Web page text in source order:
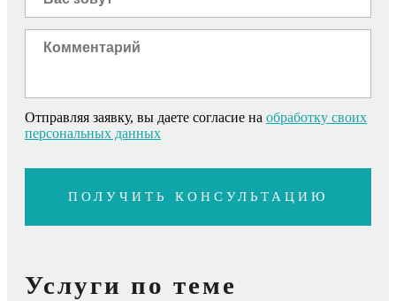
Отправляя заявку, вы даете согласие на обработку своих
персональных данных
Услуги по теме